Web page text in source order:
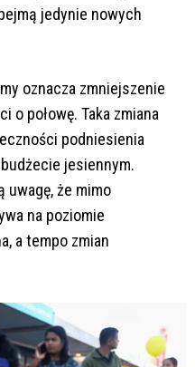
jedynie nowych
oznacza zmniejszenie
o połowę. Taka zmiana
podniesienia
jesiennym.
uwagę, że mimo
na poziomie
a tempo zmian